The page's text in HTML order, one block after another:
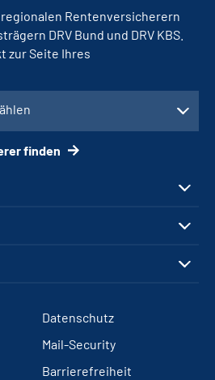
regionalen Rentenversicherern
DRV Bund und DRV KBS.
zur Seite Ihres
finden
Datenschutz
Mail-Security
Barrierefreiheit